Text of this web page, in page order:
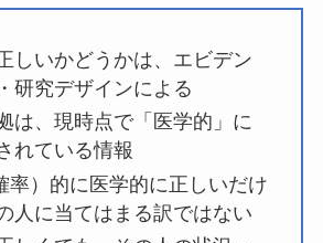
しいかどうかは、エビデン
研究デザインによる
は、現時点で「医学的」に
れている情報
率）的に医学的に正しいだけ
人に当てはまる訳ではない